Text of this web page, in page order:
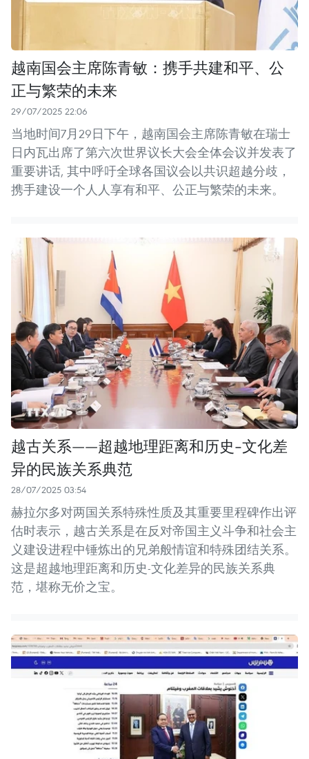
越南国会主席陈青敏：携手共建和平、公
正与繁荣的未来
29/07/2025 22:06
当地时间7月29日下午，越南国会主席陈青敏在瑞士
日内瓦出席了第六次世界议长大会全体会议并发表了
重要讲话, 其中呼吁全球各国议会以共识超越分歧，
携手建设一个人人享有和平、公正与繁荣的未来。
越古关系——超越地理距离和历史-文化差
异的民族关系典范
28/07/2025 03:54
赫拉尔多对两国关系特殊性质及其重要里程碑作出评
估时表示，越古关系是在反对帝国主义斗争和社会主
义建设进程中锤炼出的兄弟般情谊和特殊团结关系。
这是超越地理距离和历史-文化差异的民族关系典
范，堪称无价之宝。